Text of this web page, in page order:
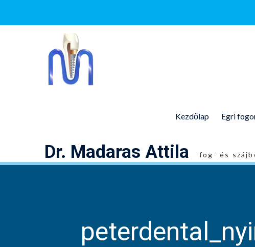
content
Kezdőlap Egri
Dr. Madaras Attila fog- és